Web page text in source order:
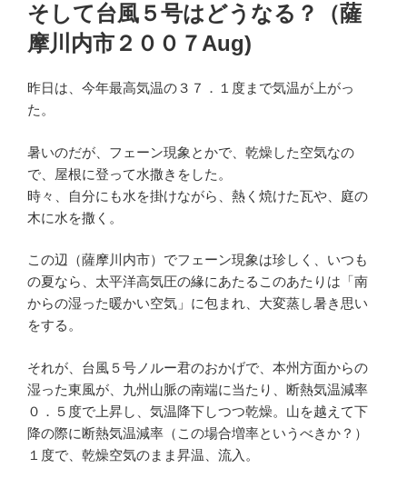
そして台風５号はどうなる？（薩
摩川内市２００７Aug)
昨日は、今年最高気温の３７．１度まで気温が上がっ
た。
暑いのだが、フェーン現象とかで、乾燥した空気なの
で、屋根に登って水撒きをした。
時々、自分にも水を掛けながら、熱く焼けた瓦や、庭の
木に水を撒く。
この辺（薩摩川内市）でフェーン現象は珍しく、いつも
の夏なら、太平洋高気圧の緣にあたるこのあたりは「南
からの湿った暖かい空気」に包まれ、大変蒸し暑き思い
をする。
それが、台風５号ノルー君のおかげで、本州方面からの
湿った東風が、九州山脈の南端に当たり、断熱気温減率
０．５度で上昇し、気温降下しつつ乾燥。山を越えて下
降の際に断熱気温減率（この場合増率というべきか？）
１度で、乾燥空気のまま昇温、流入。